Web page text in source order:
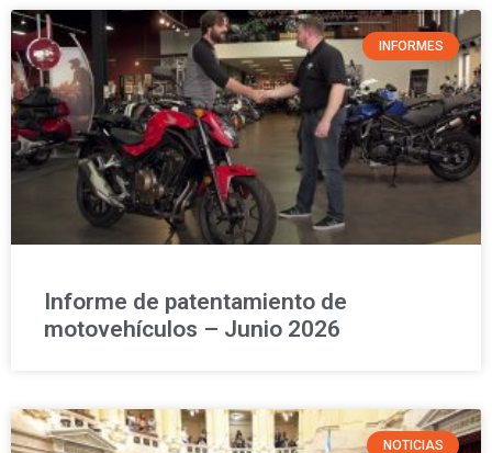
INFORMES
Informe de patentamiento de
motovehículos – Junio 2026
NOTICIAS